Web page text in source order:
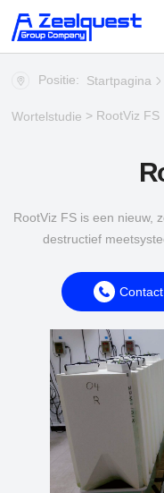
Positie: Startpagina
Wortelstudie > RootViz FS
RootViz FS is een nieuw,
destructief
driedimensionale
Contact